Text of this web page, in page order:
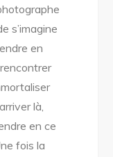
s’imagine
en
là,
en ce
fois la